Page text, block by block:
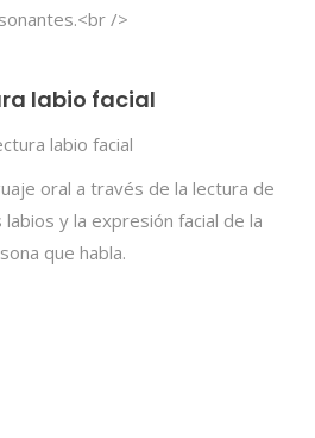
/>
labio facial
oral a través de la lectura de
y la expresión facial de la
que habla.